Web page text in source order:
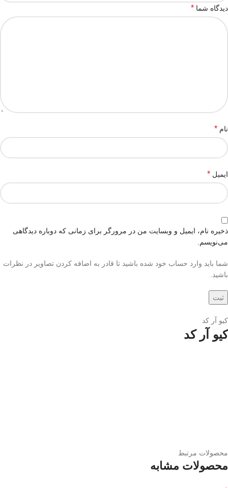
دیدگاه شما *
نام *
ایمیل *
ذخیره نام، ایمیل و وبسایت من در مرورگر برای زمانی که دوباره دیدگاهی
می‌نویسم.
شما باید وارد حساب خود شده باشید تا قادر به اضافه کردن تصاویر در نظرات
باشید.
کیو آر کد
کیو آر کد
محصولات مرتبط
محصولات مشابه